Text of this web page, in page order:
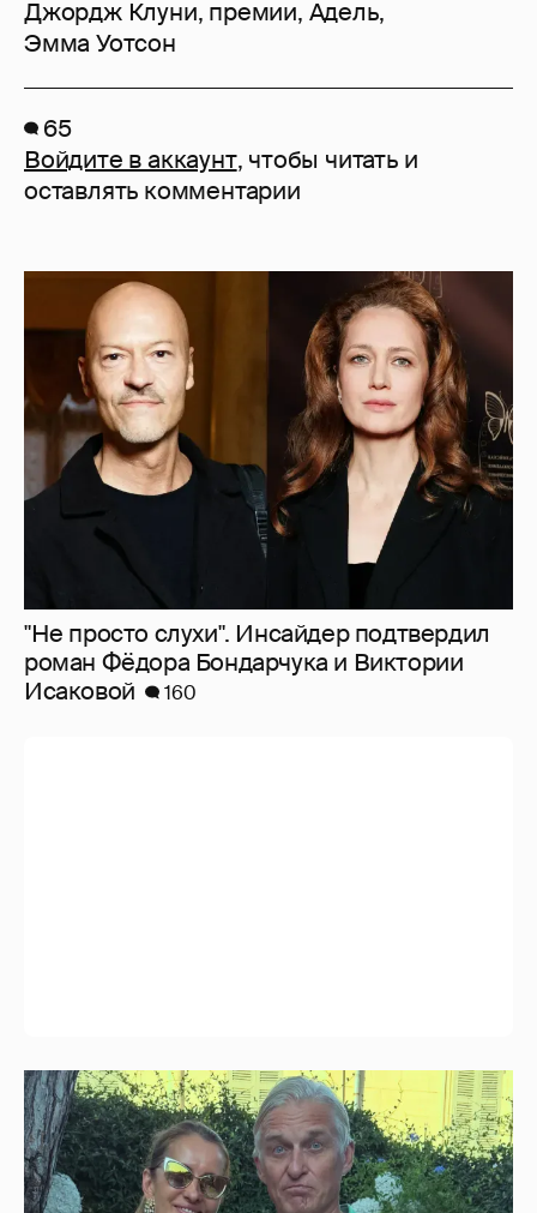
Джордж Клуни, премии, Адель,
Эмма Уотсон
65
Войдите в аккаунт, чтобы читать и
оставлять комментарии
"Не просто слухи". Инсайдер подтвердил
роман Фёдора Бондарчука и Виктории
Исаковой
160
"Секс каждый день". Иноагент Олег
Тиньков рассказал о своём идеальном
лете
9